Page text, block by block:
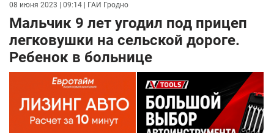
08 июня 2023 | 09:14 | ГАИ Гродно
Мальчик 9 лет угодил под прицеп
легковушки на сельской дороге.
Ребенок в больнице